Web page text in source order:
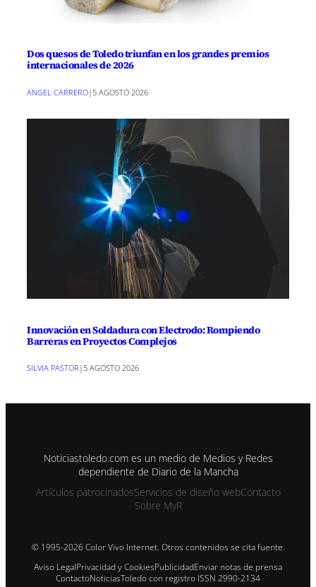
Dos quesos de Toledo triunfan en los grandes premios
internacionales de 2026
ANGEL CARRERO| 5 AGOSTO 2026
Innovación en Soldadura con Electrodo: Rompiendo
Barreras en Proyectos Complejos
SILVIA PASTOR |5 AGOSTO 2026
Noticiastoledo.com es un medio de Medios y Redes
dependiente de Diario de la Mancha
Artículos patrocinadosServicios de diseño webContacto
Sobre MyR
© 1995-2026 Color Vivo Internet. Otros contenidos se cita fuente.
Aviso LegalPrivacidad y CookiesPublicidadEnviar notas de prensa
ContactoNoticiasToledo con registro ISSN 2990-2134